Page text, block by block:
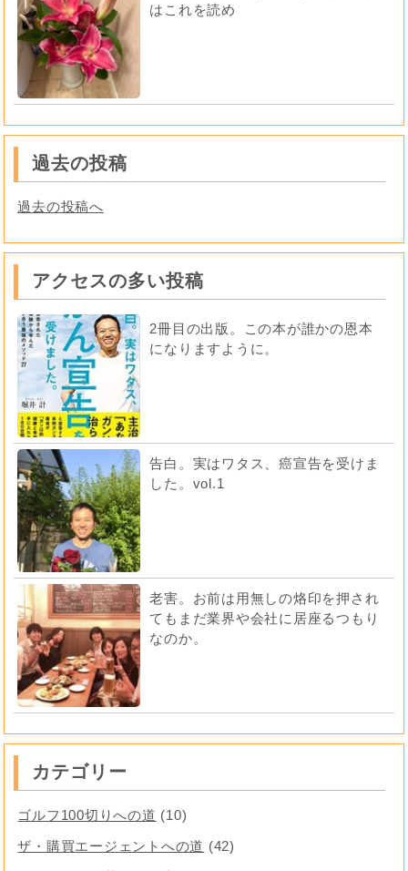
はこれを読め
過去の投稿
過去の投稿へ
アクセスの多い投稿
2冊目の出版。この本が誰かの恩本
になりますように。
告白。実はワタス、癌宣告を受けま
した。vol.1
老害。お前は用無しの烙印を押され
てもまだ業界や会社に居座るつもり
なのか。
カテゴリー
ゴルフ100切りへの道 (10)
ザ・購買エージェントへの道 (42)